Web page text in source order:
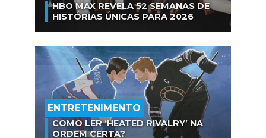
HBO MAX REVELA 52 SEMANAS DE
HISTÓRIAS ÚNICAS PARA 2026
ENTRETENIMENTO
COMO LER ‘HEATED RIVALRY’ NA
ORDEM CERTA?